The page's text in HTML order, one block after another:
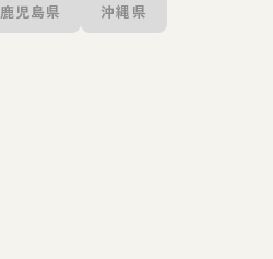
鹿児島県 沖縄県